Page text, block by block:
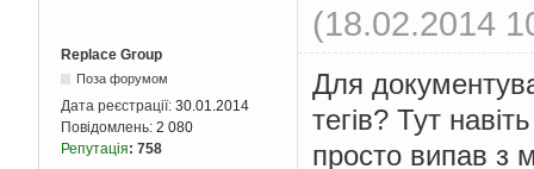
(18.02.2014
Replace Group
Поза форумом
Дата реєстрації: 30.01.2014
Повідомлень: 2 080
Репутація: 758
Для
тегів? Тут
просто випав з